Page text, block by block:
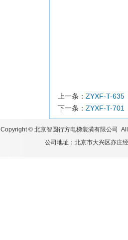
上一条： ZYXF-T-635
下一条： ZYXF-T-701
Copyright © 北京智圆行方电梯装潢有限公司
公司地址：北京市大兴区亦庄